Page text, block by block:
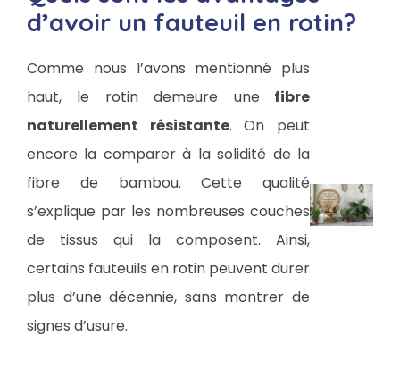
d’avoir un fauteuil en rotin?
Comme nous l’avons mentionné plus
haut, le rotin demeure une fibre
naturellement résistante. On peut
encore la comparer à la solidité de la
fibre de bambou. Cette qualité
s’explique par les nombreuses couches
de tissus qui la composent. Ainsi,
certains fauteuils en rotin peuvent durer
plus d’une décennie, sans montrer de
signes d’usure.